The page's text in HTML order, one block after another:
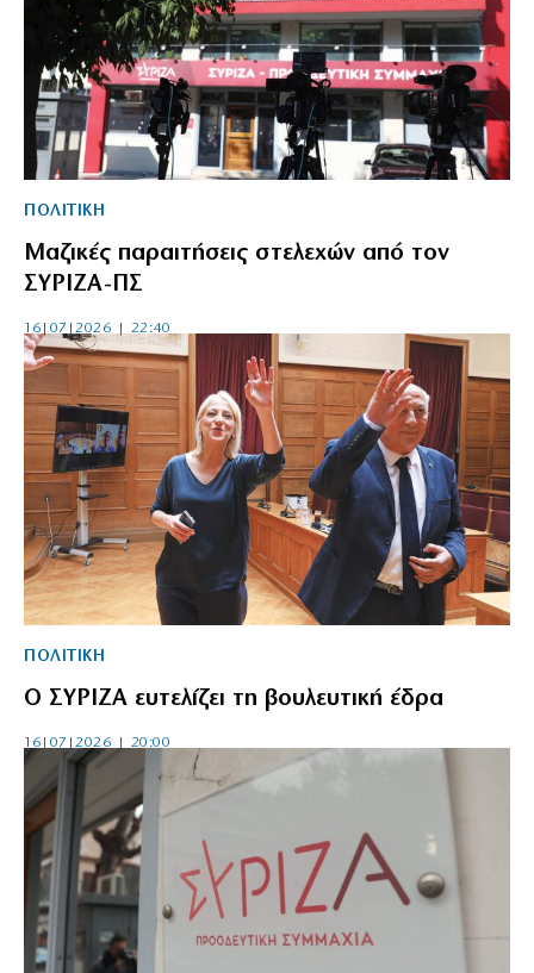
ΠΟΛΙΤΙΚΗ
Μαζικές παραιτήσεις στελεχών από τον
ΣΥΡΙΖΑ-ΠΣ
16|07|2026 | 22:40
ΠΟΛΙΤΙΚΗ
Ο ΣΥΡΙΖΑ ευτελίζει τη βουλευτική έδρα
16|07|2026 | 20:00